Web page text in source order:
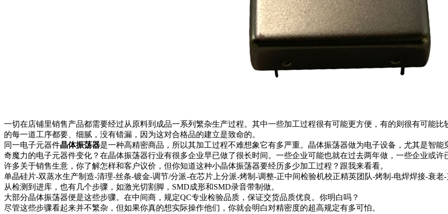
一切在店铺里销售产品都需要经过从原料到成品一系列繁杂生产过程。其中一些加工过程很有可能更方便，有的则很有可能
的每一道工序都要、细腻，没有错漏，因为这对合格品的建立是致命的。
同一电子元器件晶体振荡器是一种高精密商品，所以其加工过程不难想象它有多严重。晶体振荡器做为电子设备，尤其是智
奇魔力的电子元器件变化？在晶体振荡器行业有很多企业早已做了很长时间。一些企业可能也就在过去两年做，一些企业或
许多关于销售生意，你了解怎样和客户议价，但你知道这种小晶体振荡器要经历多少加工过程？跟我来看看。
单晶硅片-双蒸水生产制造-清理-丝条-镀金-调节/分派-在芯片上分派-烤制-调整-正中间检验机校正精英团队-烤制-电焊焊接-衰
从检测到进库，也有几个步骤，如激光切割脚，SMD成形和SMD录音带制做。
大部分晶体振荡器便是这些步骤。在中间商，规定QC专业检验品质，保证交货品质优良。你明白吗？
尽管这些步骤看起来并不繁杂，但如果你真的想实际操作他们，你就会明白对精密度的超高规定有多可怕。